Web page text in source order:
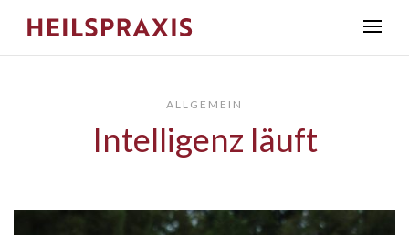
ALLGEMEIN
Intelligenz läuft